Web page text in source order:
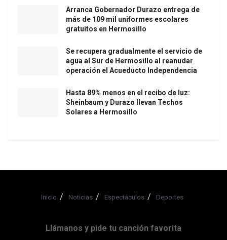
Arranca Gobernador Durazo entrega de
más de 109 mil uniformes escolares
gratuitos en Hermosillo
Se recupera gradualmente el servicio de
agua al Sur de Hermosillo al reanudar
operación el Acueducto Independencia
Hasta 89% menos en el recibo de luz:
Sheinbaum y Durazo llevan Techos
Solares a Hermosillo
Inicio Noticias Espectáculos Deportes
Llámanos y pide tu canción favorita